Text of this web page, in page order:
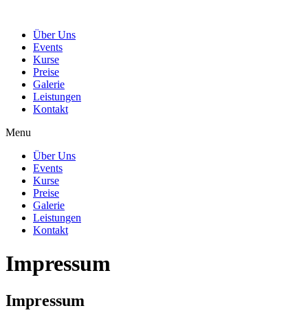
Über Uns
Events
Kurse
Preise
Galerie
Leistungen
Kontakt
Menu
Über Uns
Events
Kurse
Preise
Galerie
Leistungen
Kontakt
Impressum
Impressum